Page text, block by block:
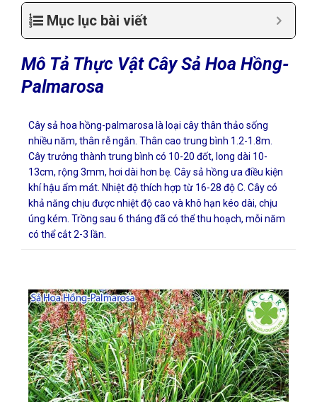
Mục lục bài viết
Mô Tả Thực Vật Cây Sả Hoa Hồng-
Palmarosa
Cây sả hoa hồng-palmarosa là loại cây thân thảo sống
nhiều năm, thân rễ ngắn. Thân cao trung bình 1.2-1.8m.
Cây trưởng thành trung bình có 10-20 đốt, long dài 10-
13cm, rộng 3mm, hơi dài hơn bẹ. Cây sả hồng ưa điều kiện
khí hậu ẩm mát. Nhiệt độ thích hợp từ 16-28 độ C. Cây có
khả năng chịu được nhiệt độ cao và khô hạn kéo dài, chịu
úng kém. Trồng sau 6 tháng đã có thể thu hoạch, mỗi năm
có thể cắt 2-3 lần.